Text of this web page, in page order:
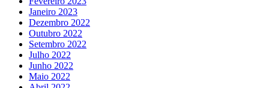
Janeiro 2023
Dezembro 2022
Outubro 2022
Setembro 2022
Julho 2022
Junho 2022
Maio 2022